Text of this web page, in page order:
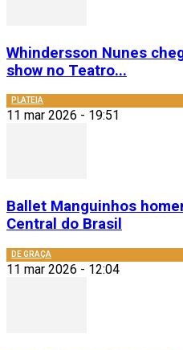
Whindersson Nunes
show no Teatro...
PLATEIA
11 mar 2026 - 19:51
Ballet Manguinhos
Central do Brasil
DE GRAÇA
11 mar 2026 - 12:04